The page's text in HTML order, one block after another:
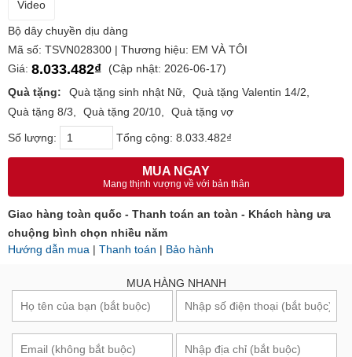
Video
Bộ dây chuyền dịu dàng
Mã số: TSVN028300 | Thương hiệu: EM VÀ TÔI
Giá: 8.033.482₫
(Cập nhật: 2026-06-17)
Quà tặng:
Quà tặng sinh nhật Nữ
Quà tặng Valentin 14/2
Quà tặng 8/3
Quà tặng 20/10 Quà tặng vợ
Số lượng: Tổng cộng: 8.033.482₫
MUA NGAY
Mang thịnh vượng về với bản thân
Giao hàng toàn quốc - Thanh toán an toàn - Khách hàng ưa
chuộng bình chọn nhiều năm
Hướng dẫn mua | Thanh toán | Bảo hành
MUA HÀNG NHANH